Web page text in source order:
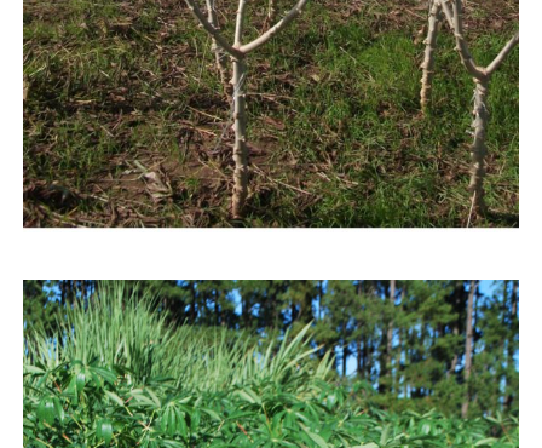
Planalto